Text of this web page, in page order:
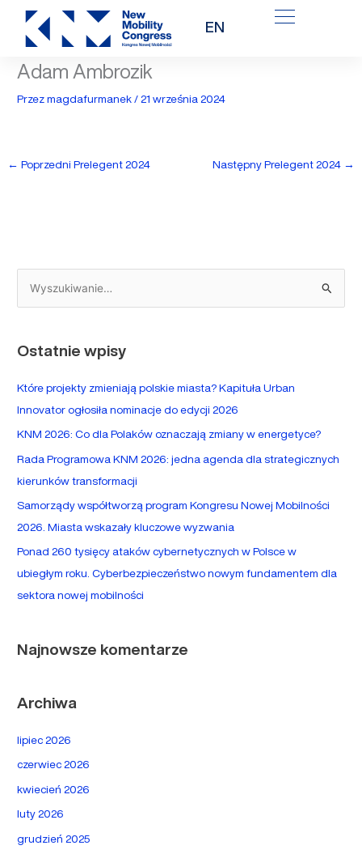
Przejdź
treści
EN
Adam Ambrozik
Przezmagdafurmanek/21 września 2024
← Poprzedni Prelegent 2024 Następny Prelegent 2024 →
z
k
l
a
:
Ostatnie wpisy
Które projekty zmieniają polskie miasta? Kapituła Urban
Innovator ogłosiła nominacje do edycji 2026
KNM 2026: Co dla Polaków oznaczają zmiany w energetyce?
Rada Programowa KNM 2026: jedna agenda dla strategicznych
kierunków transformacji
Samorządy współtworzą program Kongresu Nowej Mobilności
2026. Miasta wskazały kluczowe wyzwania
Ponad 260 tysięcy ataków cybernetycznych w Polsce w
ubiegłym roku. Cyberbezpieczeństwo nowym fundamentem dla
sektora nowej mobilności
Najnowsze komentarze
Archiwa
lipiec 2026
czerwiec 2026
kwiecień 2026
luty 2026
grudzień 2025